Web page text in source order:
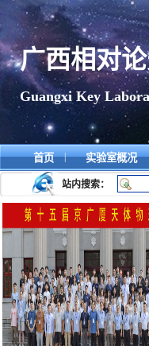
广西相对
Guangxi Key
首页 | 实验室概况
站内搜索：